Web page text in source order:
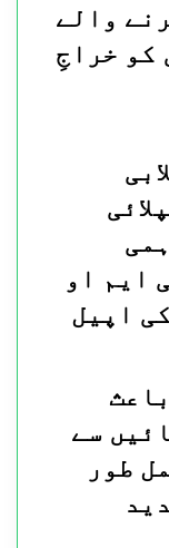
والے
کو خراجِ
ایم او
اپیل
سے
طور